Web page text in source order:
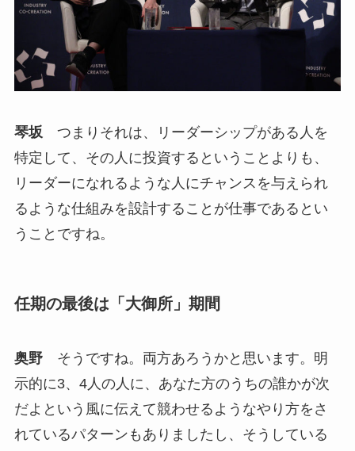
琴坂 つまりそれは、リーダーシップがある人を
特定して、その人に投資するということよりも、
リーダーになれるような人にチャンスを与えられ
るような仕組みを設計することが仕事であるとい
うことですね。
任期の最後は「大御所」期間
奥野そうですね。両方あろうかと思います。明
示的に3、4人の人に、あなた方のうちの誰かが次
だよという風に伝えて競わせるようなやり方をさ
れているパターンもありましたし、そうしている